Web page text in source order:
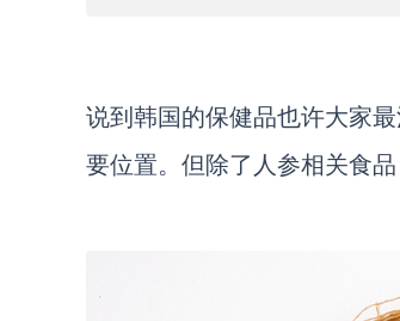
说到韩国的保健品也许大家
要位置。 但除了人参相关食